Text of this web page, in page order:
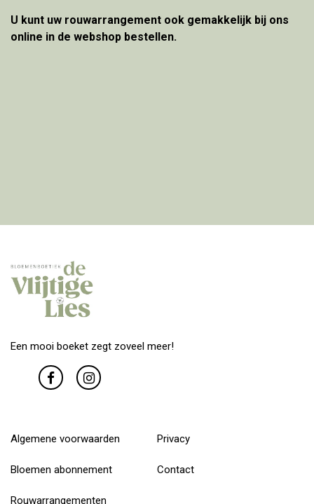
U kunt uw rouwarrangement ook gemakkelijk bij ons
online in de webshop bestellen.
Een mooi boeket zegt zoveel meer!
Algemene voorwaarden Privacy
Bloemen abonnement Contact
Rouwarrangementen